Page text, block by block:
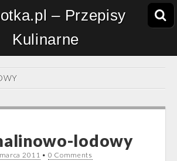
– Przepisy
Kulinarne
lodowy
2011 • 0 Comments